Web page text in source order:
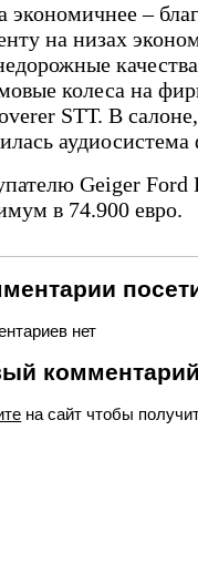
экономичнее –
на низах
колеса на
STT. В
Geiger Ford
в 74.900 евро.
нет
на сайт чтобы